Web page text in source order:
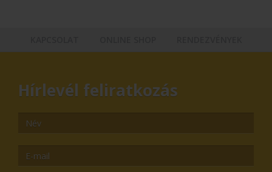
Hírlevél feliratkozás